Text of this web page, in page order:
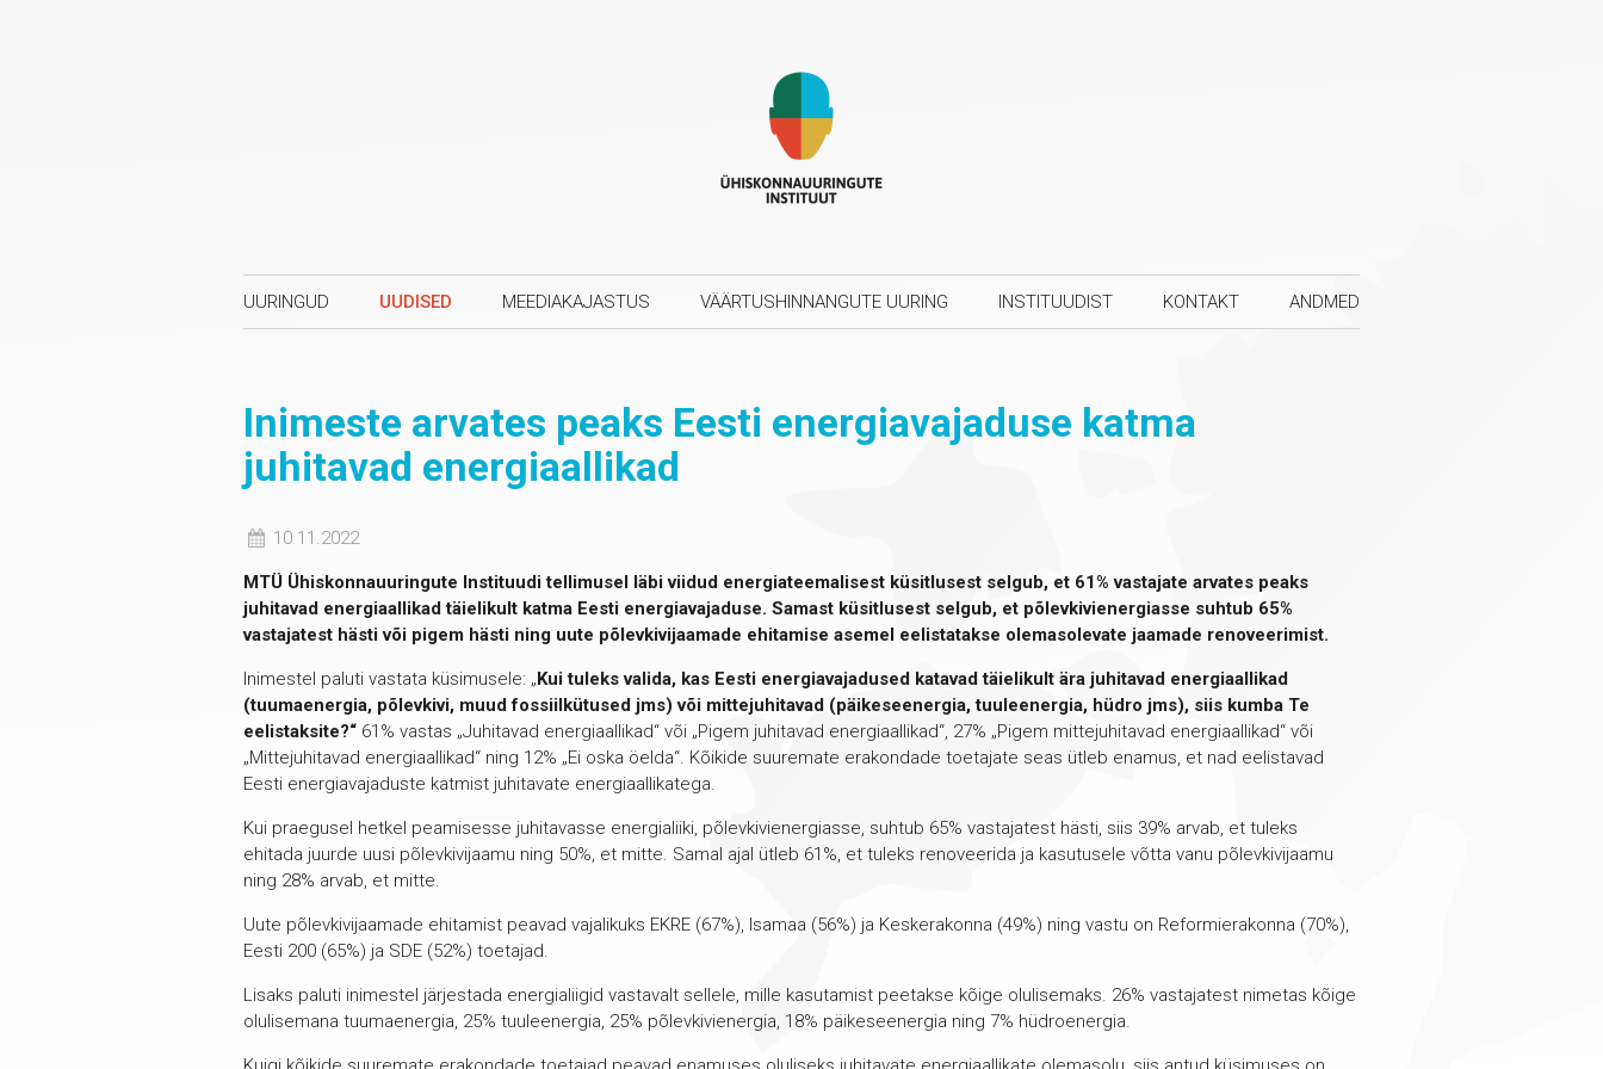
UURINGUD UUDISED MEEDIAKAJASTUS VÄÄRTUSHINNANGUTE UURING INSTITUUDIST KONTAKT ANDMED
Inimeste arvates peaks Eesti energiavajaduse katma
juhitavad energiaallikad
10.11.2022
MTÜ Ühiskonnauuringute Instituudi tellimusel läbi viidud energiateemalisest küsitlusest selgub, et 61% vastajate arvates peaks
juhitavad energiaallikad täielikult katma Eesti energiavajaduse. Samast küsitlusest selgub, et põlevkivienergiasse suhtub 65%
vastajatest hästi või pigem hästi ning uute põlevkivijaamade ehitamise asemel eelistatakse olemasolevate jaamade renoveerimist.
Inimestel paluti vastata küsimusele: „Kui tuleks valida, kas Eesti energiavajadused katavad täielikult ära juhitavad energiaallikad
(tuumaenergia, põlevkivi, muud fossiilkütused jms) või mittejuhitavad (päikeseenergia, tuuleenergia, hüdro jms), siis kumba Te
eelistaksite?“ 61% vastas „Juhitavad energiaallikad“ või „Pigem juhitavad energiaallikad“, 27% „Pigem mittejuhitavad energiaallikad“ või
„Mittejuhitavad energiaallikad“ ning 12% „Ei oska öelda“. Kõikide suuremate erakondade toetajate seas ütleb enamus, et nad eelistavad
Eesti energiavajaduste katmist juhitavate energiaallikatega.
Kui praegusel hetkel peamisesse juhitavasse energialiiki, põlevkivienergiasse, suhtub 65% vastajatest hästi, siis 39% arvab, et tuleks
ehitada juurde uusi põlevkivijaamu ning 50%, et mitte. Samal ajal ütleb 61%, et tuleks renoveerida ja kasutusele võtta vanu põlevkivijaamu
ning 28% arvab, et mitte.
Uute põlevkivijaamade ehitamist peavad vajalikuks EKRE (67%), Isamaa (56%) ja Keskerakonna (49%) ning vastu on Reformierakonna (70%),
Eesti 200 (65%) ja SDE (52%) toetajad.
Lisaks paluti inimestel järjestada energialiigid vastavalt sellele, mille kasutamist peetakse kõige olulisemaks. 26% vastajatest nimetas kõige
olulisemana tuumaenergia, 25% tuuleenergia, 25% põlevkivienergia, 18% päikeseenergia ning 7% hüdroenergia.